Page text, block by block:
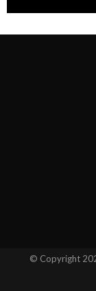
© Copyright